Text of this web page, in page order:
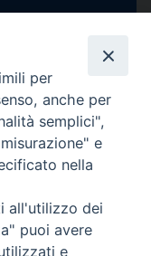
per
anche per
semplici",
e
nella
all'utilizzo dei
puoi avere
e